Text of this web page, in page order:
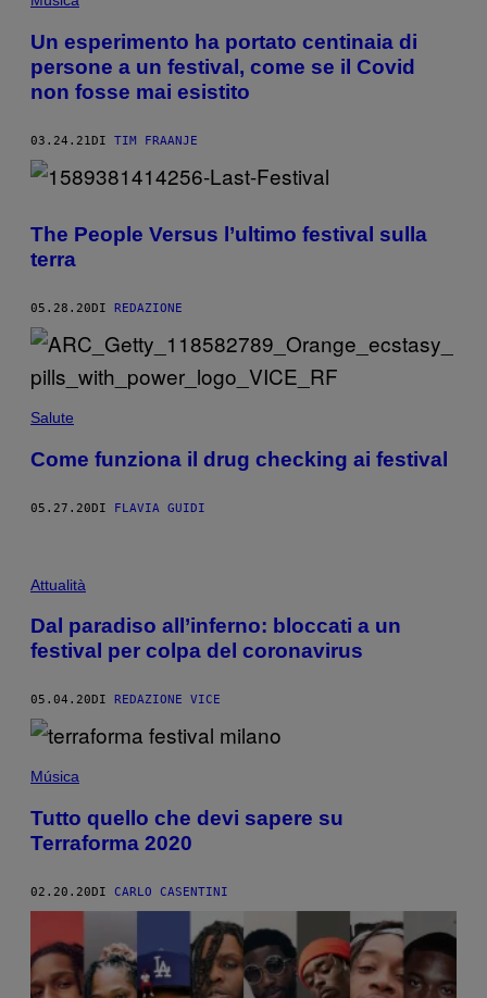
Un esperimento ha portato centinaia di
persone a un festival, come se il Covid
non fosse mai esistito
03.24.21DI TIM FRAANJE
The People Versus l’ultimo festival sulla
terra
05.28.20 DI REDAZIONE
Salute
Come funziona il drug checking ai festival
05.27.20DI FLAVIA GUIDI
Attualità
Dal paradiso all’inferno: bloccati a un
festival per colpa del coronavirus
05.04.20 DI REDAZIONE VICE
Música
Tutto quello che devi sapere su
Terraforma 2020
02.20.20DI CARLO CASENTINI